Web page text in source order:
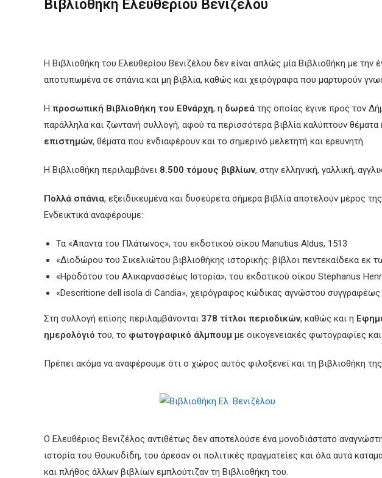
Βιβλιοθήκη Ελευθέριου Βενιζέλου
Η Βιβλιοθήκη του Ελευθερίου Βενιζέλου δεν είναι απλώς μία Βιβλιοθήκη με την
αποτυπωμένα σε σπάνια και μη βιβλία, καθώς και χειρόγραφα που μαρτυρούν
Η προσωπική Βιβλιοθήκη του Εθνάρχη, η δωρεά της οποίας έγινε προς τον
παράλληλα και ζωντανή συλλογή, αφού τα περισσότερα βιβλία καλύπτουν θέματα
επιστημών, θέματα που ενδιαφέρουν και το σημερινό μελετητή και ερευνητή.
Η Βιβλιοθήκη περιλαμβάνει 8.500 τόμους βιβλίων, στην ελληνική, γαλλική,
Πολλά σπάνια, εξειδικευμένα και δυσεύρετα σήμερα βιβλία αποτελούν μέρος
Ενδεικτικά αναφέρουμε:
Τα «Άπαντα του Πλάτωνος», του εκδοτικού οίκου Manutius Aldus, 1513
«Διοδώρου του Σικελιώτου βιβλιοθήκης ιστορικής: βίβλοι πεντεκαίδεκα εκ
«Ηροδότου του Αλικαρνασσέως Ιστορία», του εκδοτικού οίκου Stephanus
«Descritione dell isola di Candia», χειρόγραφος κώδικας αγνώστου συγγραφέως
Στη συλλογή επίσης περιλαμβάνονται 378 τίτλοι περιοδικών, καθώς και η
ημερολόγιό του, το φωτογραφικό άλμπουμ με οικογενειακές φωτογραφίες
Πρέπει ακόμα να αναφέρουμε ότι ο χώρος αυτός φιλοξενεί και τη βιβλιοθήκη
Ο Ελευθέριος Βενιζέλος αντιθέτως δεν αποτελούσε ένα μονοδιάστατο
ιστορία του Θουκυδίδη, του άρεσαν οι πολιτικές πραγματείες και όλα αυτά
και πλήθος άλλων βιβλίων εμπλούτιζαν τη Βιβλιοθήκη του.